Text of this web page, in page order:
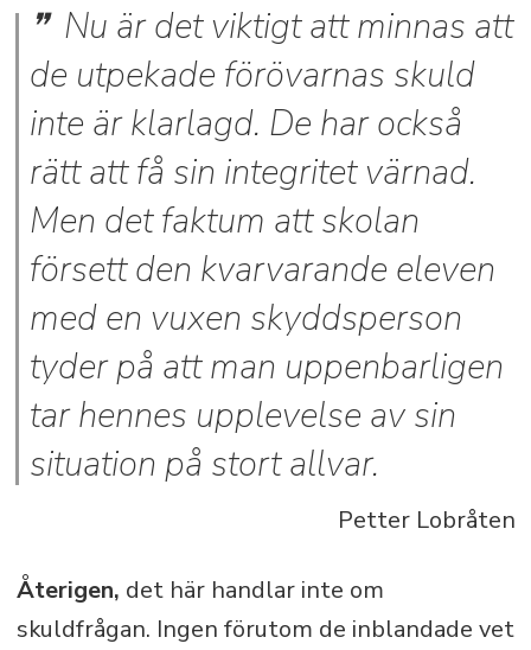
Nu är det viktigt att minnas att
de utpekade förövarnas skuld
inte är klarlagd. De har också
rätt att få sin integritet värnad.
Men det faktum att skolan
försett den kvarvarande eleven
med en vuxen skyddsperson
tyder på att man uppenbarligen
tar hennes upplevelse av sin
situation på stort allvar.
Petter Lobråten
Återigen, det här handlar inte om
skuldfrågan. Ingen förutom de inblandade vet